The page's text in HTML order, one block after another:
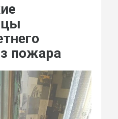
пожара